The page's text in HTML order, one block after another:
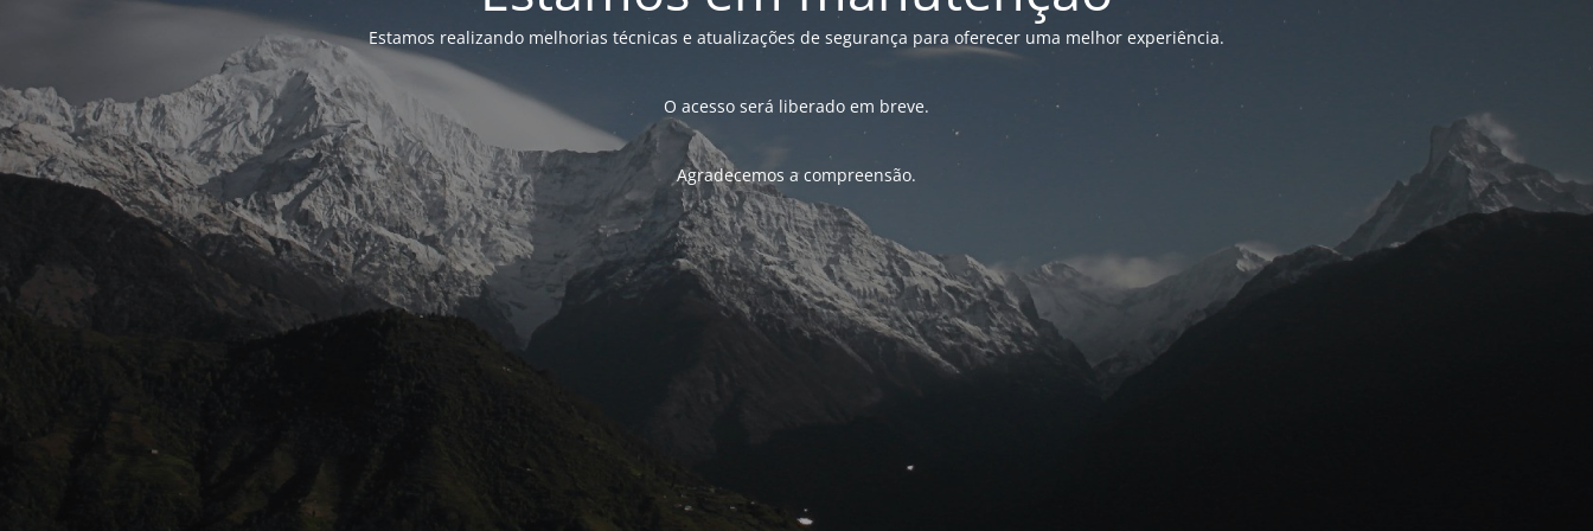
Estamos realizando melhorias técnicas e atualizações de segurança para oferecer uma melhor experiência.
O acesso será liberado em breve.
Agradecemos a compreensão.